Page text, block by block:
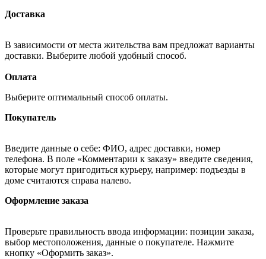
Доставка
В зависимости от места жительства вам предложат варианты
доставки. Выберите любой удобный способ.
Оплата
Выберите оптимальный способ оплаты.
Покупатель
Введите данные о себе: ФИО, адрес доставки, номер
телефона. В поле «Комментарии к заказу» введите сведения,
которые могут пригодиться курьеру, например: подъезды в
доме считаются справа налево.
Оформление заказа
Проверьте правильность ввода информации: позиции заказа,
выбор местоположения, данные о покупателе. Нажмите
кнопку «Оформить заказ».